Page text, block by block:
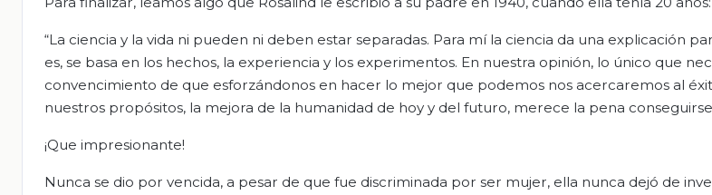
“La ciencia y la vida ni pueden ni deben estar separadas. Para mí la ciencia da una explicación
es, se basa en los hechos, la experiencia y los experimentos. En nuestra opinión, lo único que
convencimiento de que esforzándonos en hacer lo mejor que podemos nos acercaremos al
nuestros propósitos, la mejora de la humanidad de hoy y del futuro, merece la pena
¡Que impresionante!
Nunca se dio por vencida, a pesar de que fue discriminada por ser mujer, ella nunca dejó de